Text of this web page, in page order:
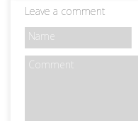
Leave a comment